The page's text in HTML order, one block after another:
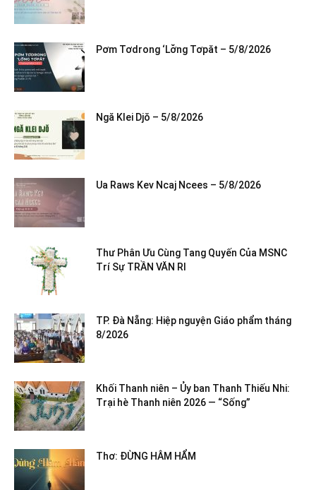
Pơm Tơdrong ‘Lơ̆ng Tơpăt – 5/8/2026
Ngă Klei Djŏ – 5/8/2026
Ua Raws Kev Ncaj Ncees – 5/8/2026
Thư Phân Ưu Cùng Tang Quyến Của MSNC
Trí Sự TRẦN VĂN RI
TP. Đà Nẵng: Hiệp nguyện Giáo phẩm tháng
8/2026
Khối Thanh niên – Ủy ban Thanh Thiếu Nhi:
Trại hè Thanh niên 2026 — “Sống”
Thơ: ĐỪNG HÂM HẨM